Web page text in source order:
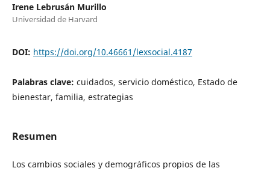
Irene Lebrusán Murillo
Universidad de Harvard
DOI: https://doi.org/10.46661/lexsocial.4187
Palabras clave: cuidados, servicio doméstico, Estado de
bienestar, familia, estrategias
Resumen
Los cambios sociales y demográficos propios de las